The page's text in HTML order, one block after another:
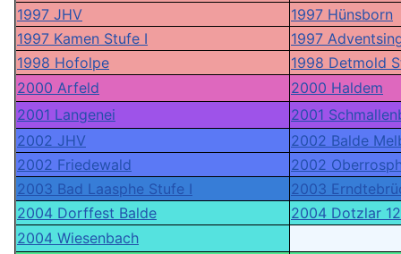
1997 JHV
1997 Hünsborn
1997 Kamen Stufe I
1997
1998 Hofolpe
1998 Detmold
2000 Arfeld
2000 Haldem
2001 Langenei
2001
2002 JHV
2002 Balde
2002 Friedewald
2002
2003 Bad Laasphe Stufe I
2003
2004 Dorffest Balde
2004 Dotzlar
2004 Wiesenbach